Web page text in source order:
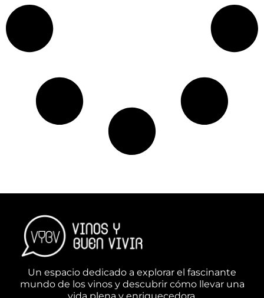
Un espacio dedicado a explorar el fascinante
mundo de los vinos y descubrir cómo llevar una